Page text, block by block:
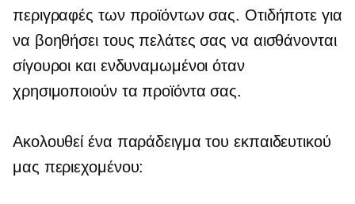
περιγραφές των προϊόντων σας. Οτιδήποτε για
να βοηθήσει τους πελάτες σας να αισθάνονται
σίγουροι και ενδυναμωμένοι όταν
χρησιμοποιούν τα προϊόντα σας.
Ακολουθεί ένα παράδειγμα του εκπαιδευτικού
μας περιεχομένου: